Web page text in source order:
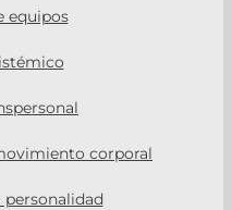
equipos
corporal
personalidad